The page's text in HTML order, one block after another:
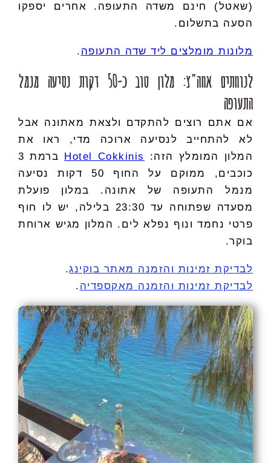
(שאטל) חינם משדה התעופה. אחרים יספקו
הסעה בתשלום.
מלונות מומלצים ליד שדה התעופה .
לנוחתים אחה"צ: מלון טוב כ-50 דקות נסיעה מנמל
התעופה
אם אתם רוצים להתקדם ולצאת מאתונה אבל
לא להתחייב לנסיעה ארוכה מדי, ראו את
המלון המומלץ הזה:
Hotel Cokkinis
ברמת 3
כוכבים, ממוקם על החוף 50 דקות נסיעה
מנמל התעופה של אתונה. במלון פועלת
מסעדה שפתוחה עד 23:30 בלילה, יש לו חוף
פרטי נחמד ונוף נפלא לים. המלון מגיש ארוחת
בוקר.
לבדיקת זמינות והזמנה מאתר בוקינג.
לבדיקת זמינות והזמנה מאקספדיה .